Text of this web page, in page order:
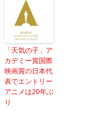
「天気の子」ア
カデミー賞国際
映画賞の日本代
表でエントリー
アニメは20年ぶ
り